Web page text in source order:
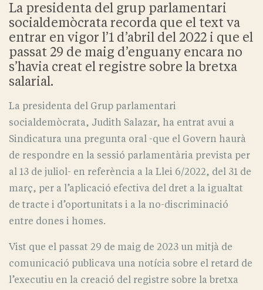
La presidenta del grup parlamentari
socialdemòcrata recorda que el text va
entrar en vigor l’1 d’abril del 2022 i que el
passat 29 de maig d’enguany encara no
s’havia creat el registre sobre la bretxa
salarial.
La presidenta del Grup parlamentari
socialdemòcrata, Judith Salazar, ha entrat avui a
Sindicatura una pregunta oral -que el Govern haurà
de respondre en la sessió parlamentària prevista per
al 13 de juliol- en referència a la Llei 6/2022, del 31 de
març, per a l’aplicació efectiva del dret a la igualtat
de tracte i d’oportunitats i a la no-discriminació
entre dones i homes.
Vist que el passat 29 de maig de 2023 un mitjà de
comunicació publicava una notícia sobre el retard de
l’executiu en la creació del registre sobre la bretxa